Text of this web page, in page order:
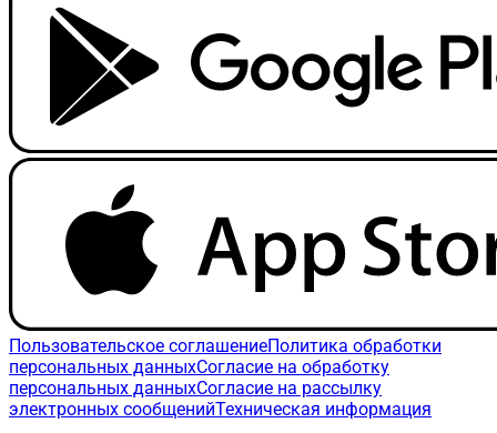
Пользовательское соглашениеПолитика обработки
персональных данныхСогласие на обработку
персональных данныхСогласие на рассылку
электронных сообщенийТехническая информация